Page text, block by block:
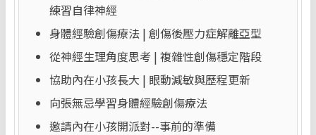
練習自律神經
身體經驗創傷療法 | 創傷後壓力症解離亞型
從神經生理角度思考 | 複雜性創傷穩定階段
協助內在小孩長大 | 眼動減敏與歷程更新
向張無忌學習身體經驗創傷療法
邀請內在小孩開派對--事前的準備